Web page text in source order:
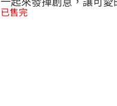
已售完